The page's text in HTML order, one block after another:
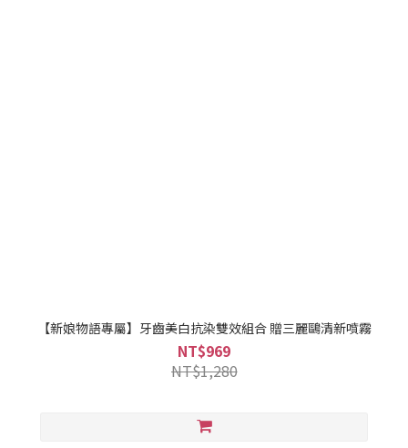
【新娘物語專屬】牙齒美白抗染雙效組合 贈三麗鷗清新噴霧
NT$969
NT$1,280